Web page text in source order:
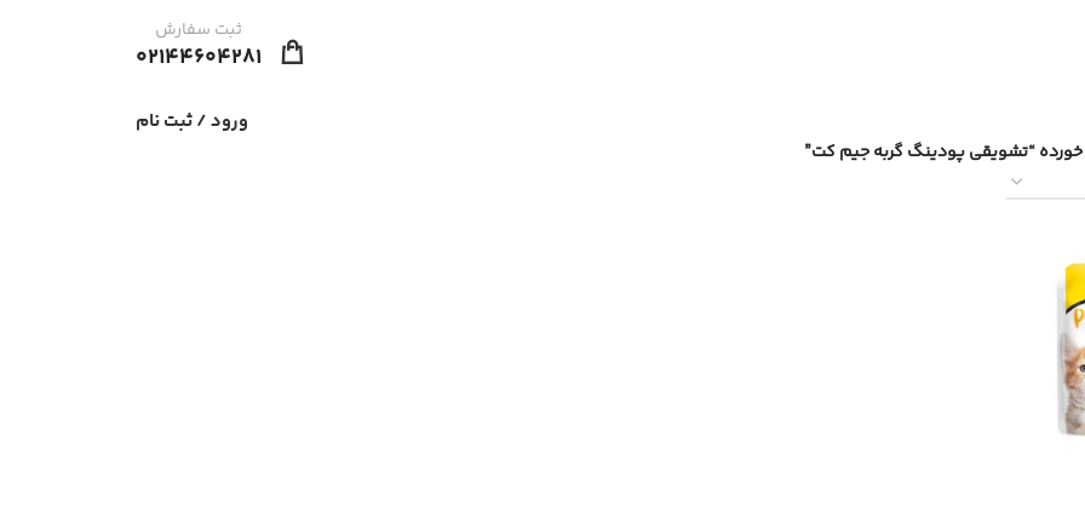
ثبت سفارش
02144604281
ورود / ثبت نام
“تشویقی پودینگ گربه جیم کت”